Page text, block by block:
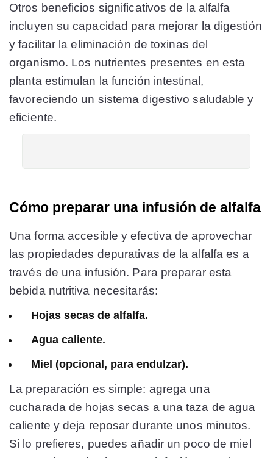
Otros beneficios significativos de la alfalfa
incluyen su capacidad para mejorar la digestión
y facilitar la eliminación de toxinas del
organismo. Los nutrientes presentes en esta
planta estimulan la función intestinal,
favoreciendo un sistema digestivo saludable y
eficiente.
Cómo preparar una infusión de alfalfa
Una forma accesible y efectiva de aprovechar
las propiedades depurativas de la alfalfa es a
través de una infusión. Para preparar esta
bebida nutritiva necesitarás:
Hojas secas de alfalfa.
Agua caliente.
Miel (opcional, para endulzar).
La preparación es simple: agrega una
cucharada de hojas secas a una taza de agua
caliente y deja reposar durante unos minutos.
Si lo prefieres, puedes añadir un poco de miel